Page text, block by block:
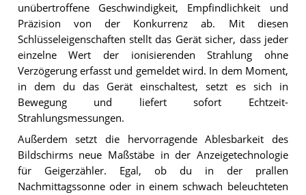
unübertroffene Geschwindigkeit, Empfindlichkeit und
Präzision von der Konkurrenz ab. Mit diesen
Schlüsseleigenschaften stellt das Gerät sicher, dass jeder
einzelne Wert der ionisierenden Strahlung ohne
Verzögerung erfasst und gemeldet wird. In dem Moment,
in dem du das Gerät einschaltest, setzt es sich in
Bewegung und liefert sofort Echtzeit-
Strahlungsmessungen.
Außerdem setzt die hervorragende Ablesbarkeit des
Bildschirms neue Maßstäbe in der Anzeigetechnologie
für Geigerzähler. Egal, ob du in der prallen
Nachmittagssonne oder in einem schwach beleuchteten